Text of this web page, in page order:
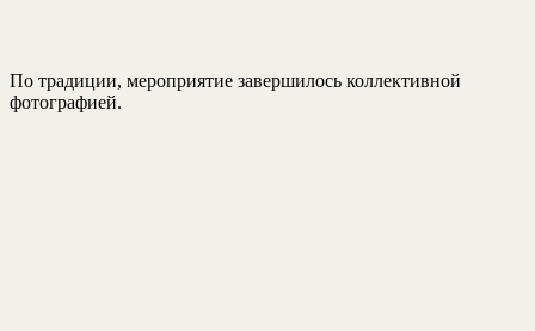
По традиции, мероприятие завершилось коллективной
фотографией.